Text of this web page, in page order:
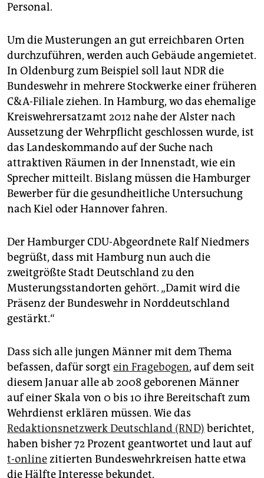
Personal.
Um die Musterungen an gut erreichbaren Orten
durchzuführen, werden auch Gebäude angemietet.
In Oldenburg zum Beispiel soll laut NDR die
Bundeswehr in mehrere Stockwerke einer früheren
C&A-Filiale ziehen. In Hamburg, wo das ehemalige
Kreiswehrersatzamt 2012 nahe der Alster nach
Aussetzung der Wehrpflicht geschlossen wurde, ist
das Landeskommando auf der Suche nach
attraktiven Räumen in der Innenstadt, wie ein
Sprecher mitteilt. Bislang müssen die Hamburger
Bewerber für die gesundheitliche Untersuchung
nach Kiel oder Hannover fahren.
Der Hamburger CDU-Abgeordnete Ralf Niedmers
begrüßt, dass mit Hamburg nun auch die
zweitgrößte Stadt Deutschland zu den
Musterungsstandorten gehört. „Damit wird die
Präsenz der Bundeswehr in Norddeutschland
gestärkt.“
Dass sich alle jungen Männer mit dem Thema
befassen, dafür sorgt ein Fragebogen, auf dem seit
diesem Januar alle ab 2008 geborenen Männer
auf einer Skala von 0 bis 10 ihre Bereitschaft zum
Wehrdienst erklären müssen. Wie das
Redaktionsnetzwerk Deutschland (RND) berichtet,
haben bisher 72 Prozent geantwortet und laut auf
t-onlinezitierten Bundeswehrkreisen hatte etwa
die Hälfte Interesse bekundet.